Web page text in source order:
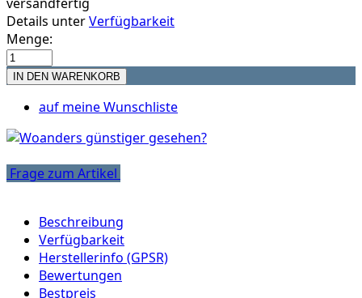
Details unterVerfügbarkeit
Menge:
auf meine Wunschliste
Frage zum Artikel
Beschreibung
Verfügbarkeit
Herstellerinfo (GPSR)
Bewertungen
Bestpreis